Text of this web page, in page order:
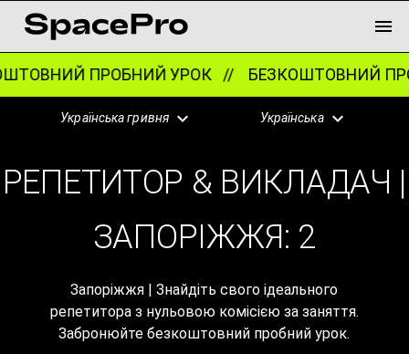
ПРОБНИЙ УРОК //БЕЗКОШТОВНИЙ
Українська гривня Українська
РЕПЕТИТОР & ВИКЛАДАЧ |
ЗАПОРІЖЖЯ: 2
Запоріжжя | Знайдіть свого ідеального
репетитора з нульовою комісією за заняття.
Забронюйте безкоштовний пробний урок.